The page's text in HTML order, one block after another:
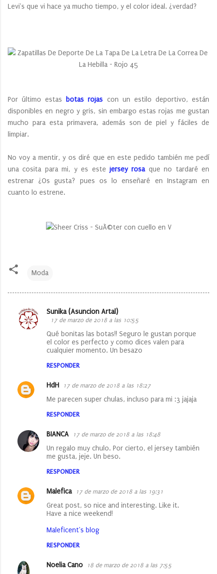
Levi's que vi hace ya mucho tiempo, y el color ideal. ¿verdad?
Por último estas botas rojas con un estilo deportivo, están
disponibles en negro y gris, sin embargo estas rojas me gustan
mucho para esta primavera, además son de piel y fáciles de
limpiar.
No voy a mentir, y os diré que en este pedido también me pedí
una cosita para mi, y es este jersey rosaque no tardaré en
estrenar ¿Os gusta? pues os lo enseñaré en Instagram en
cuanto lo estrene.
Moda
C
t
a
o
Sunika (Asuncion Artal)
17 de marzo de 2018 a las 10:55
Qué bonitas las botas!! Seguro le gustan porque
el color es perfecto y como dices valen para
cualquier momento. Un besazo
RESPONDER
HdH 17 de marzo de 2018 a las 18:27
Me parecen super chulas, incluso para mi :3 jajaja
RESPONDER
BIANCA 17 de marzo de 2018 a las 18:48
Un regalo muy chulo. Por cierto, el jersey también
me gusta, jeje. Un beso.
RESPONDER
Malefica 17 de marzo de 2018 a las 19:31
Great post, so nice and interesting. Like it.
Have a nice weekend!
Maleficent's blog
RESPONDER
Noelia Cano 18 de marzo de 2018 a las 7:55